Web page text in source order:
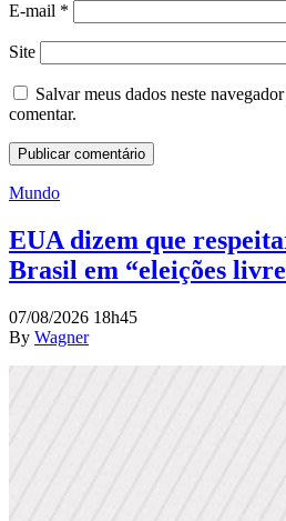
E-mail *
Site
Salvar meus dados neste
comentar.
Mundo
EUA dizem que
Brasil em “eleições
07/08/2026 18h45
By Wagner